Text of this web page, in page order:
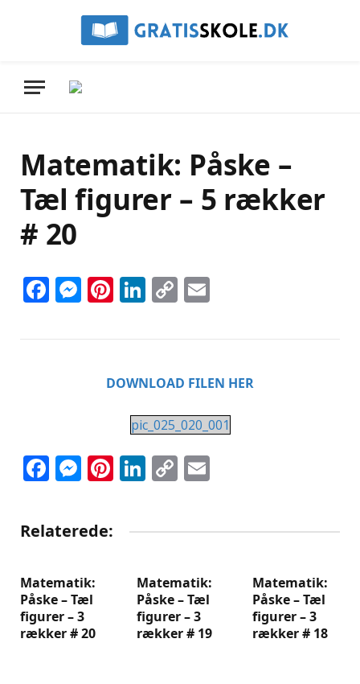
Matematik: Påske –
Tæl figurer – 5 rækker
# 20
Facebook
Messenger
Pinterest
LinkedIn
Copy
DOWNLOAD FILEN HER
pic_025_020_001
Facebook
Messenger
Pinterest
LinkedIn
Copy
Relaterede:
Matematik:
Påske – Tæl
figurer – 3
rækker # 20
Matematik:
Påske – Tæl
figurer – 3
rækker # 19
Matematik:
Påske – Tæl
figurer – 3
rækker # 18